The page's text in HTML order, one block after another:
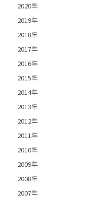
2020年
2019年
2018年
2017年
2016年
2015年
2014年
2013年
2012年
2011年
2010年
2009年
2008年
2007年